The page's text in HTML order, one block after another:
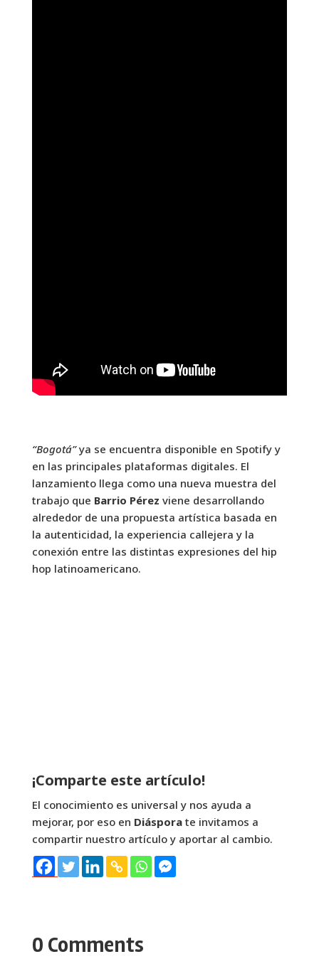
“Bogotá”ya se encuentra disponible en Spotify y
en las principales plataformas digitales. El
lanzamiento llega como una nueva muestra del
trabajo que Barrio Pérez viene desarrollando
alrededor de una propuesta artística basada en
la autenticidad, la experiencia callejera y la
conexión entre las distintas expresiones del hip
hop latinoamericano.
¡Comparte este artículo!
El conocimiento es universal y nos ayuda a
mejorar, por eso en Diásporate invitamos a
compartir nuestro artículo y aportar al cambio.
0 Comments